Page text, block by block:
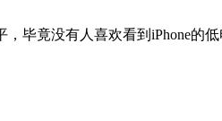
竟没有人喜欢看到iPhone的